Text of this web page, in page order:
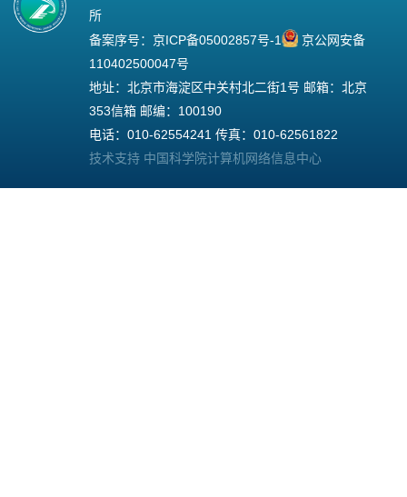
所
备案序号： 京ICP备05002857号-1
京公网安备
110402500047号
地址：北京市海淀区中关村北二街1号 邮箱：北京
353信箱 邮编：100190
电话：010-62554241 传真：010-62561822
技术支持 中国科学院计算机网络信息中心